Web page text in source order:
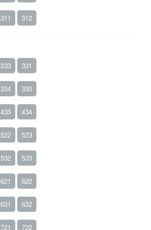
311 312
233 331
334 335
433 434
522 523
532 533
621 622
631 632
721 722